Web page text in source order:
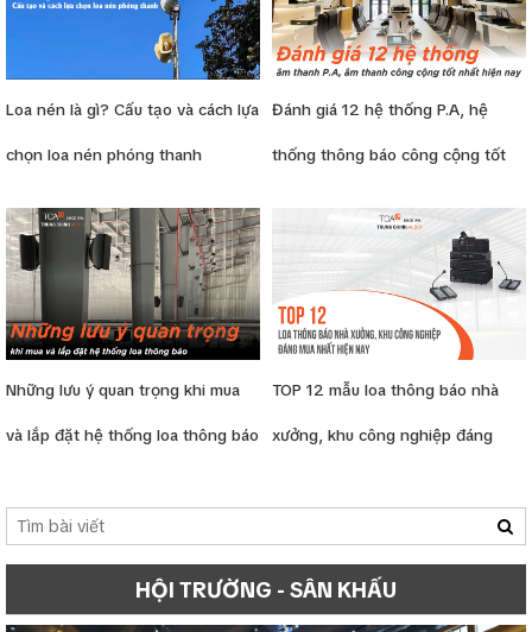
Loa nén là gì? Cấu tạo và cách lựa
chọn loa nén phóng thanh
Đánh giá 12 hệ thống P.A, hệ
thống thông báo công cộng tốt
Những lưu ý quan trọng khi mua
và lắp đặt hệ thống loa thông báo
TOP 12 mẫu loa thông báo nhà
xưởng, khu công nghiệp đáng
HỘI TRƯỜNG - SÂN KHẤU